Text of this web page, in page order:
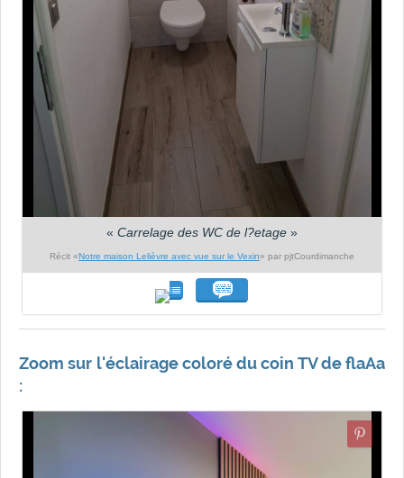
« Carrelage des WC de l?etage »
Récit «Notre maison Lelièvre avec vue sur le Vexin» par pjtCourdimanche
Zoom sur l'éclairage coloré du coin TV de flaAa
: